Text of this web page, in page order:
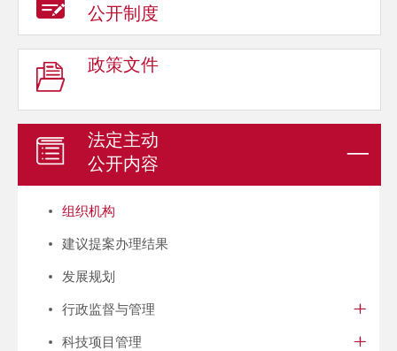
公开制度
政策文件
法定主动
公开内容
组织机构
建议提案办理结果
发展规划
行政监督与管理
科技项目管理